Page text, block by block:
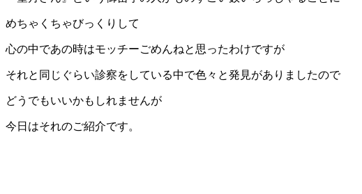
めちゃくちゃびっくりして
心の中であの時はモッチーごめんねと思ったわけですが
それと同じぐらい診察をしている中で色々と発見がありましたので
どうでもいいかもしれませんが
今日はそれのご紹介です。